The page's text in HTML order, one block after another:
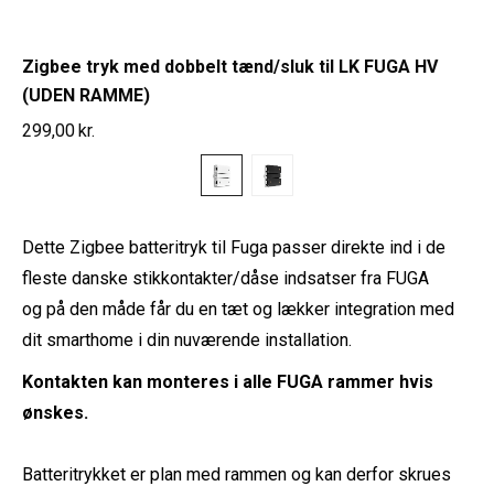
Zigbee tryk med dobbelt tænd/sluk til LK FUGA HV
(UDEN RAMME)
299,00kr.
Dette Zigbee batteritryk til Fuga passer direkte ind i de
fleste danske stikkontakter/dåse indsatser fra FUGA
og på den måde får du en tæt og lækker integration med
dit smarthome i din nuværende installation.
Kontakten kan monteres i alle FUGA rammer hvis
ønskes.
Batteritrykket er plan med rammen og kan derfor skrues